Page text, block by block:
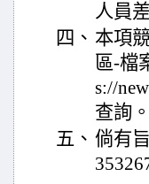
人員
四、 本項
區-檔
s://
查詢。
五、 倘有